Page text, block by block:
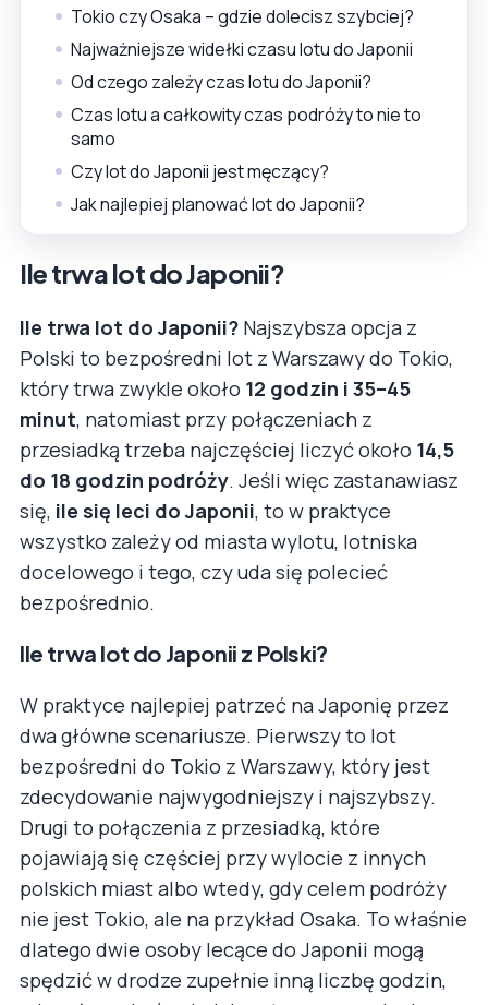
Tokio czy Osaka – gdzie dolecisz szybciej?
Najważniejsze widełki czasu lotu do Japonii
Od czego zależy czas lotu do Japonii?
Czas lotu a całkowity czas podróży to nie to
samo
Czy lot do Japonii jest męczący?
Jak najlepiej planować lot do Japonii?
Ile trwa lot do Japonii?
Ile trwa lot do Japonii? Najszybsza opcja z
Polski to bezpośredni lot z Warszawy do Tokio,
który trwa zwykle około 12 godzin i 35–45
minut, natomiast przy połączeniach z
przesiadką trzeba najczęściej liczyć około 14,5
do 18 godzin podróży. Jeśli więc zastanawiasz
się, ile się leci do Japonii, to w praktyce
wszystko zależy od miasta wylotu, lotniska
docelowego i tego, czy uda się polecieć
bezpośrednio.
Ile trwa lot do Japonii z Polski?
W praktyce najlepiej patrzeć na Japonię przez
dwa główne scenariusze. Pierwszy to lot
bezpośredni do Tokio z Warszawy, który jest
zdecydowanie najwygodniejszy i najszybszy.
Drugi to połączenia z przesiadką, które
pojawiają się częściej przy wylocie z innych
polskich miast albo wtedy, gdy celem podróży
nie jest Tokio, ale na przykład Osaka. To właśnie
dlatego dwie osoby lecące do Japonii mogą
spędzić w drodze zupełnie inną liczbę godzin,